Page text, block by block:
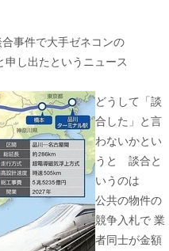
事件で大手ゼネコンの
申し出たというニュース
どうして「談
合した」と言
わないかとい
うと 談合と
いうのは
公共の物件の
競争入札で 業
者同士が金額